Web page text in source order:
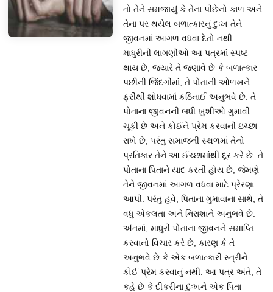
તો તેને સમજાયું કે તેના પીછેનો કાળ અને
તેના પર થયેલ બળાત્કારનું દુઃખ તેને
જીવનમાં આગળ વધવા દેતો નથી.
માધુરીની લાગણીઓ આ પત્રમાં સ્પષ્ટ
થાય છે, જ્યારે તે જણાવે છે કે બળાત્કાર
પછીની જિંદગીમાં, તે પોતાની ઓળખને
ફરીથી શોધવામાં કઠિનાઈ અનુભવે છે. તે
પોતાના જીવનની બધી ખુશીઓ ગુમાવી
ચૂકી છે અને કોઈને પ્રેમ કરવાની ઇચ્છા
રાખે છે, પરંતુ સમાજની સ્થળમાં તેનો
પ્રતિકાર તેને આ ઈચ્છામાંથી દૂર કરે છે. તે
પોતાના પિતાને યાદ કરતી હોય છે, જેમણે
તેને જીવનમાં આગળ વધવા માટે પ્રેરણા
આપી. પરંતુ હવે, પિતાના ગુમાવાના સાથે, તે
વધુ એકલતા અને નિરાશાને અનુભવે છે.
અંતમાં, માધુરી પોતાના જીવનને સમાપ્તિ
કરવાનો વિચાર કરે છે, કારણ કે તે
અનુભવે છે કે એક બળાત્કારી સ્ત્રીને
કોઈ પ્રેમ કરવાનું નથી. આ પત્ર અંતે, તે
કહે છે કે દીકરીના દુઃખને એક પિતા